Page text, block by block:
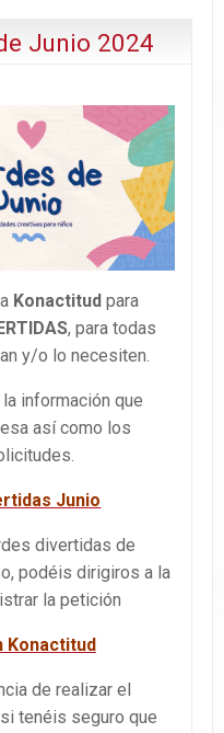
Junio 2024
Konactitud para
, para todas
y/o lo necesiten.
información que
así como los
Junio
divertidas de
podéis dirigiros a la
la petición
Konactitud
de realizar el
tenéis seguro que